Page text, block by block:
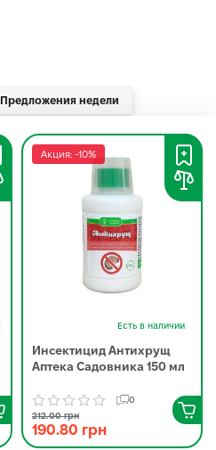
Предложения недели
Акция: -10%
Есть в наличии
Инсектицид Антихрущ
Аптека Садовника 150 мл
0
212.00 грн
190.80 грн